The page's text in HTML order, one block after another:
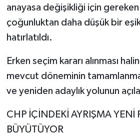
anayasa değişikliği için
çoğunluktan daha düşük bir
hatırlatıldı.
Erken seçim kararı alınması
mevcut döneminin
ve yeniden adaylık yolunun
CHP İÇİNDEKİ AYRIŞMA YENİ
BÜYÜTÜYOR